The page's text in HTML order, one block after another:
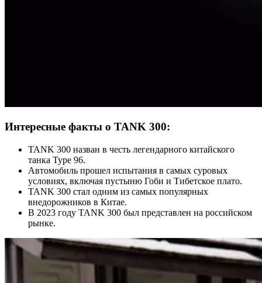
Интересные факты о TANK 300:
TANK 300 назван в честь легендарного китайского
танка Type 96.
Автомобиль прошел испытания в самых суровых
условиях, включая пустыню Гоби и Тибетское плато.
TANK 300 стал одним из самых популярных
внедорожников в Китае.
В 2023 году TANK 300 был представлен на российском
рынке.